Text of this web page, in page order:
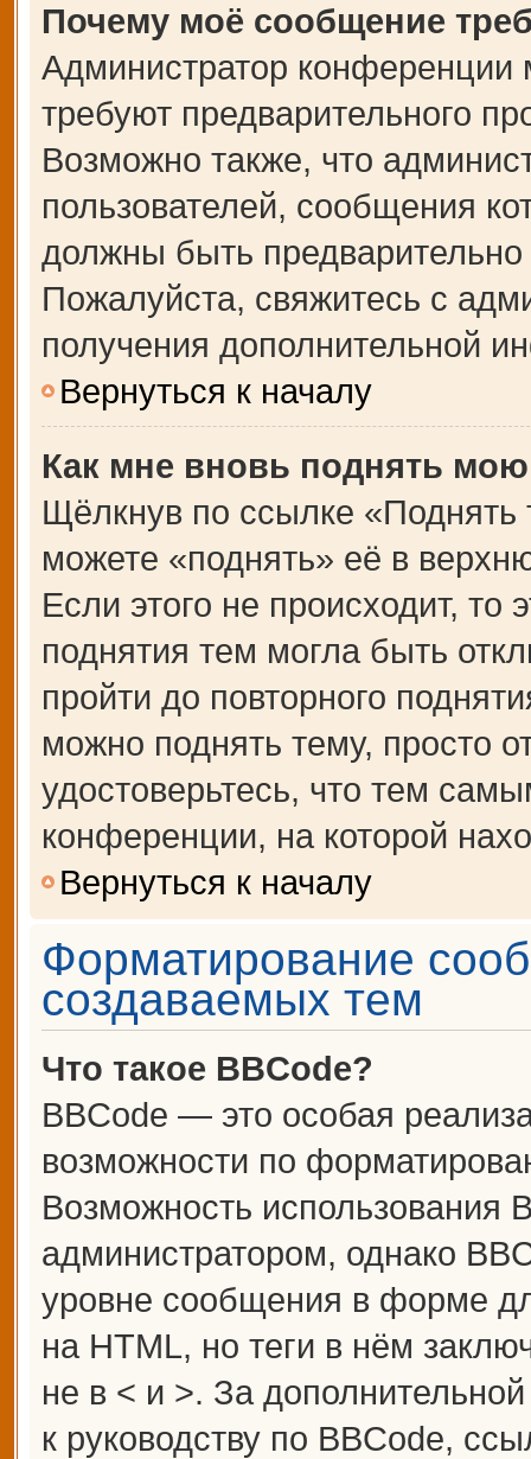
Почему моё сообщение
Администратор
требуют предварительного
Возможно также, что
пользователей, сообщения
должны быть
Пожалуйста, свяжитесь с
получения дополнительной
Вернуться к началу
Как мне вновь поднять
Щёлкнув по ссылке
можете «поднять» её в
Если этого не происходит, то
поднятия тем могла быть
пройти до повторного
можно поднять тему, просто
удостоверьтесь, что тем
конференции, на которой
Вернуться к началу
Форматирование
создаваемых тем
Что такое BBCode?
BBCode — это особая
возможности по
Возможность использования
администратором, однако
уровне сообщения в форме
на HTML, но теги в нём
не в < и >. За
к руководству по BBCode,